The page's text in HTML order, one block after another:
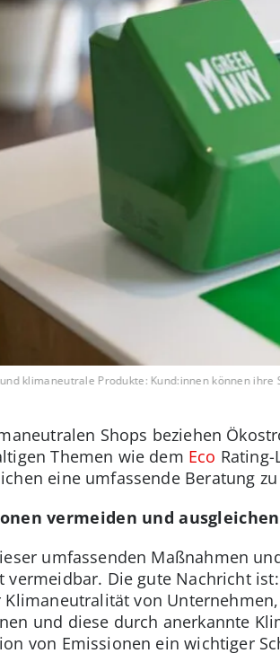
klimaneutrale Produkte: Kund:innen können
Shops beziehen
Themen wie dem Eco
eine umfassende Beratung
vermeiden und
umfassenden Maßnahmen
vermeidbar. Die gute Nachricht
Klimaneutralität von
und diese durch anerkannte
von Emissionen ein wichtiger